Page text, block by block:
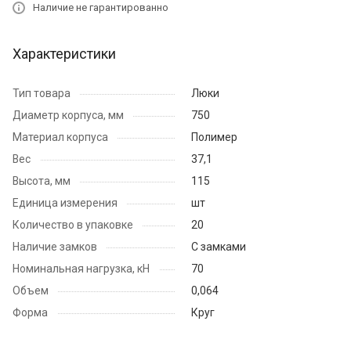
Наличие не гарантированно
Характеристики
Тип товара
Люки
Диаметр корпуса, мм
750
Материал корпуса
Полимер
Вес
37,1
Высота, мм
115
Единица измерения
шт
Количество в упаковке
20
Наличие замков
С замками
Номинальная нагрузка, кН
70
Объем
0,064
Форма
Круг